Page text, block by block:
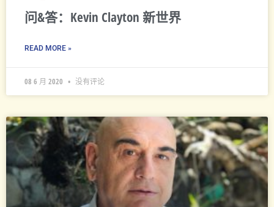
问&答：Kevin Clayton 新世界
READ MORE »
08 6 月 2020 没有评论